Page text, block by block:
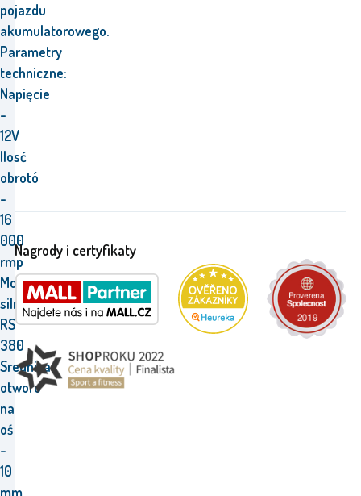
pojazdu
akumulatorowego.
Parametry
techniczne:
Napięcie
-
12V
Ilosć
obrotó
-
16
000
rmp
Model
silnika
RS
380
Srednica
otworu
na
oś
-
10
mm
Nagrody i certyfikaty